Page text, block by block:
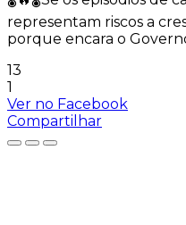
representam riscos a
porque encara o
13
1
Ver no Facebook
Compartilhar